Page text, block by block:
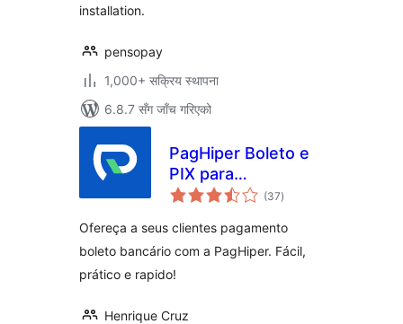
installation.
pensopay
1,000+ सक्रिय स्थापना
6.8.7 सँग जाँच गरिएको
PagHiper Boleto e
PIX para
WooCommerce
(37कुल
रेटिङ्गहरू
)
Ofereça a seus clientes pagamento
boleto bancário com a PagHiper. Fácil,
prático e rapido!
Henrique Cruz